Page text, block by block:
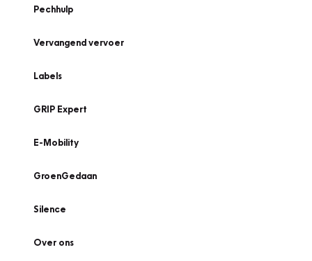
Pechhulp
Vervangend vervoer
Labels
GRIP Expert
E-Mobility
GroenGedaan
Silence
Over ons